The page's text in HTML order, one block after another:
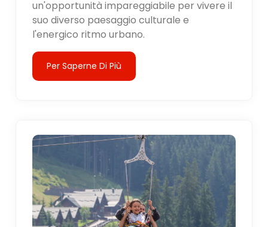
un'opportunità impareggiabile per vivere il
suo diverso paesaggio culturale e
l'energico ritmo urbano.
Per Saperne Di Più